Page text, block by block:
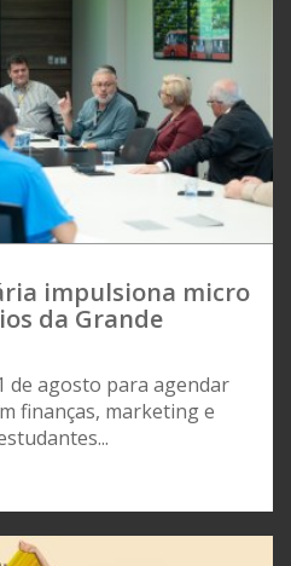
impulsiona micro
da Grande
de agosto para agendar
finanças, marketing e